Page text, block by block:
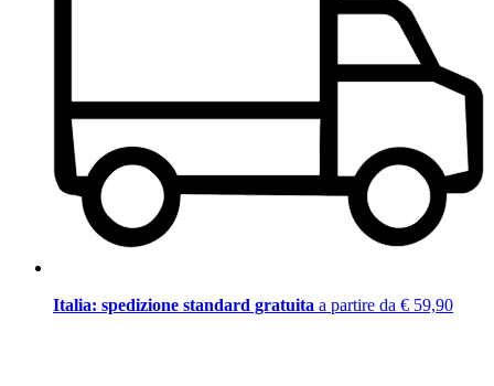
Italia: spedizione standard gratuita a partire da € 59,90